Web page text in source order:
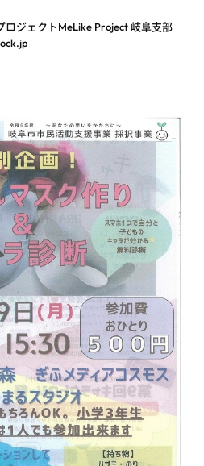
ジェクトMeLike Project 岐阜支部